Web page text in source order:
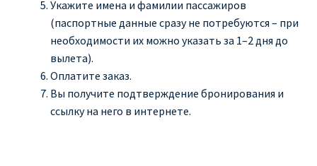
Укажите имена и фамилии пассажиров
(паспортные данные сразу не потребуются – при
необходимости их можно указать за 1–2 дня до
вылета).
Оплатите заказ.
Вы получите подтверждение бронирования и
ссылку на него в интернете.